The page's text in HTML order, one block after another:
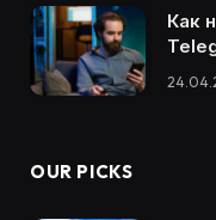
Как
OUR PICKS